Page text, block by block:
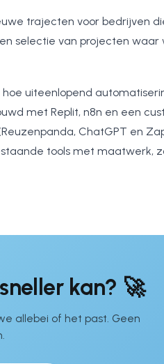
trajecten voor bedrijven
selectie van projecten
uiteenlopend
met Replit, n8n en een
ChatGPT en
tools met maatwerk,
kan? 🚀
allebei of het past. Geen